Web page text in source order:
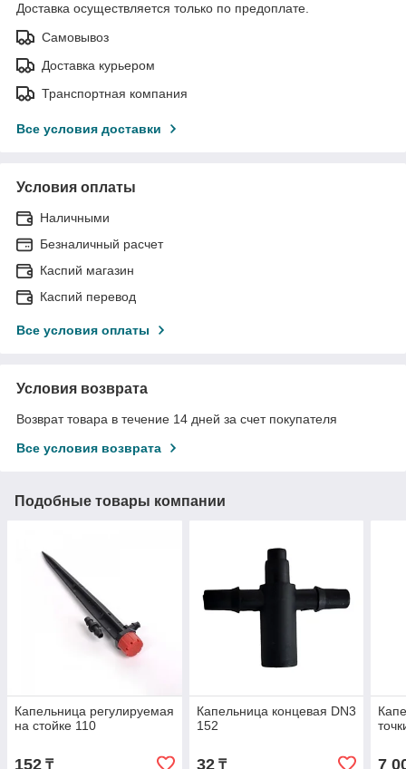
Доставка осуществляется только по предоплате.
Самовывоз
Доставка курьером
Транспортная компания
Все условия доставки
Условия оплаты
Наличными
Безналичный расчет
Каспий магазин
Каспий перевод
Все условия оплаты
Условия возврата
Возврат товара в течение 14 дней за счет покупателя
Все условия возврата
Подобные товары компании
Капельница регулируемая
на стойке 110
152 ₸
Капельница концевая DN3
152
32₸ 7